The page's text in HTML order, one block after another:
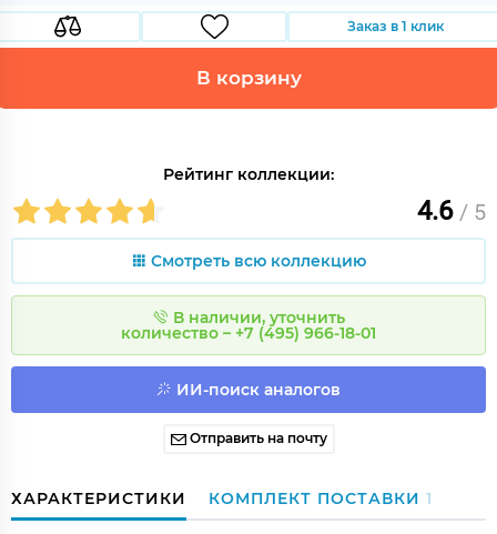
Заказ в 1 клик
В корзину
Рейтинг коллекции:
4.6 / 5
Смотреть всю коллекцию
В наличии, уточнить
количество – +7 (495) 966-18-01
ИИ-поиск аналогов
Отправить на почту
ХАРАКТЕРИСТИКИ КОМПЛЕКТ ПОСТАВКИ 1